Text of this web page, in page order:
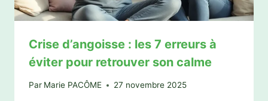
Crise d’angoisse : les 7 erreurs à
éviter pour retrouver son calme
Par Marie PACÔME 27 novembre 2025